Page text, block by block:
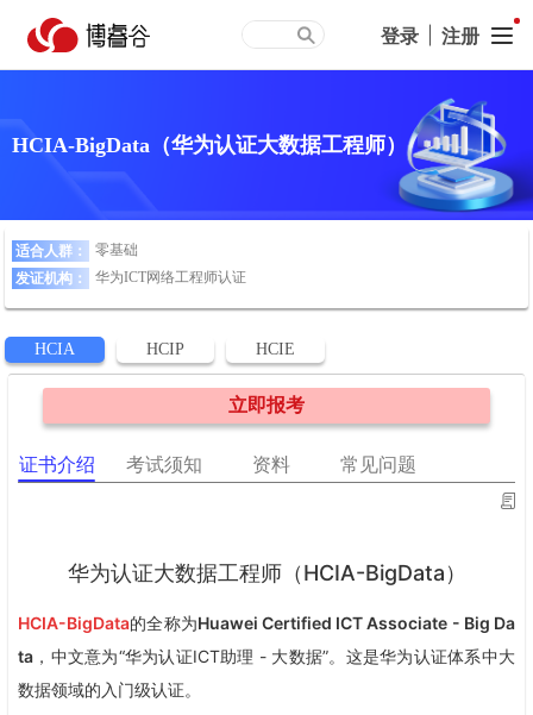
登录 注册
HCIA-BigData（华为认证大数据工程师）
适合人群：
零基础
发证机构：
华为ICT网络工程师认证
HCIA HCIP HCIE
立即报考
证书介绍 考试须知 资料 常见问题
华为认证大数据工程师（HCIA-BigData）
HCIA-BigData的全称为Huawei Certified ICT Associate - Big Da
ta ，中文意为“华为认证ICT助理 - 大数据”。这是华为认证体系中大
数据领域的入门级认证。